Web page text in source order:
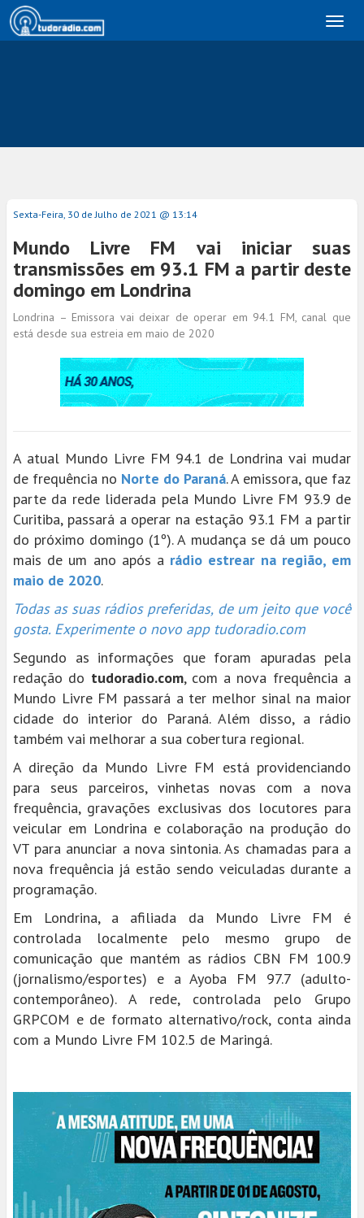
Sexta-Feira, 30 de Julho de 2021 @ 13:14
Mundo Livre FM vai iniciar suas
transmissões em 93.1 FM a partir deste
domingo em Londrina
Londrina – Emissora vai deixar de operar em 94.1 FM, canal que
está desde sua estreia em maio de 2020
A atual Mundo Livre FM 94.1 de Londrina vai mudar
de frequência no Norte do Paraná. A emissora, que faz
parte da rede liderada pela Mundo Livre FM 93.9 de
Curitiba, passará a operar na estação 93.1 FM a partir
do próximo domingo (1º). A mudança se dá um pouco
mais de um ano após a rádio estrear na região, em
maio de 2020.
Todas as suas rádios preferidas, de um jeito que você
gosta. Experimente o novo app tudoradio.com
Segundo as informações que foram apuradas pela
redação do tudoradio.com, com a nova frequência a
Mundo Livre FM passará a ter melhor sinal na maior
cidade do interior do Paraná. Além disso, a rádio
também vai melhorar a sua cobertura regional.
A direção da Mundo Livre FM está providenciando
para seus parceiros, vinhetas novas com a nova
frequência, gravações exclusivas dos locutores para
veicular em Londrina e colaboração na produção do
VT para anunciar a nova sintonia. As chamadas para a
nova frequência já estão sendo veiculadas durante a
programação.
Em Londrina, a afiliada da Mundo Livre FM é
controlada localmente pelo mesmo grupo de
comunicação que mantém as rádios CBN FM 100.9
(jornalismo/esportes) e a Ayoba FM 97.7 (adulto-
contemporâneo). A rede, controlada pelo Grupo
GRPCOM e de formato alternativo/rock, conta ainda
com a Mundo Livre FM 102.5 de Maringá.